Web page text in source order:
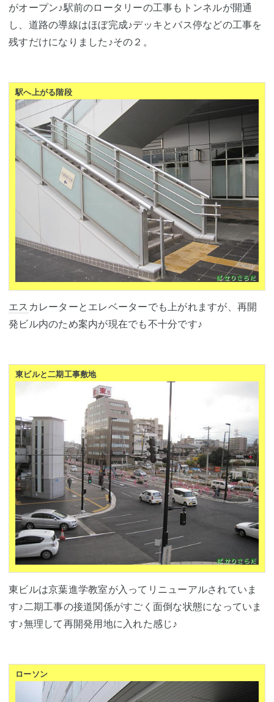
がオープン♪駅前のロータリーの工事もトンネルが開通
し、道路の導線はほぼ完成♪デッキとバス停などの工事を
残すだけになりました♪その２。
駅へ上がる階段
エス カレーターとエレベーターでも上がれますが、再開
発ビル内のため案内が現在でも不十分です♪
東ビルと二期工事敷地
東ビルは京葉進学教室が入ってリニューアルされていま
す♪二期工事の接道関係がすごく面倒な状態になっていま
す♪無理して再開発用地に入れた感じ♪
ローソン